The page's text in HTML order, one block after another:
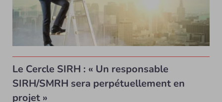
Le Cercle SIRH : « Un responsable
SIRH/SMRH sera perpétuellement en
projet »